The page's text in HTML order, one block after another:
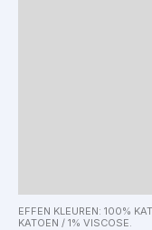
EFFEN KLEUREN: 100%
KATOEN / 1% VISCOSE.